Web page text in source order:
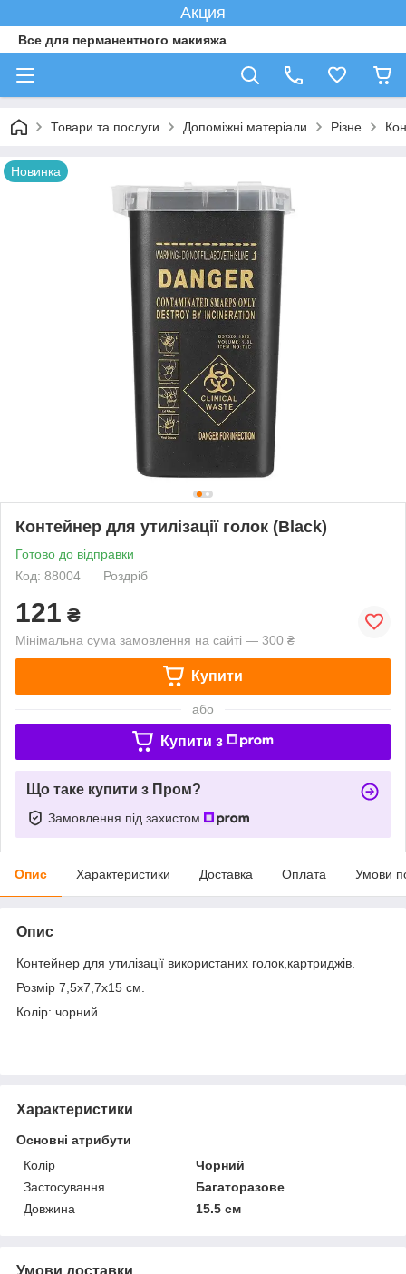
Акция
Все для перманентного макияжа
Товари та послуги Допоміжні матеріали Різне
Новинка
Контейнер для утилізації голок (Black)
Готово до відправки
Код: 88004
Роздріб
121 ₴
Мінімальна сума замовлення на сайті — 300 ₴
Купити
або
Купити з
Що таке купити з Пром?
Замовлення під захистом
Опис Характеристики Доставка Оплата Умови
Опис
Контейнер для утилізації використаних голок,картриджів.
Розмір 7,5х7,7х15 см.
Колір: чорний.
Характеристики
Основні атрибути
Колір
Чорний
Застосування
Багаторазове
Довжина
15.5 см
Умови доставки